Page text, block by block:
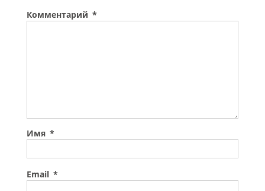
Комментарий *
Имя *
Email *